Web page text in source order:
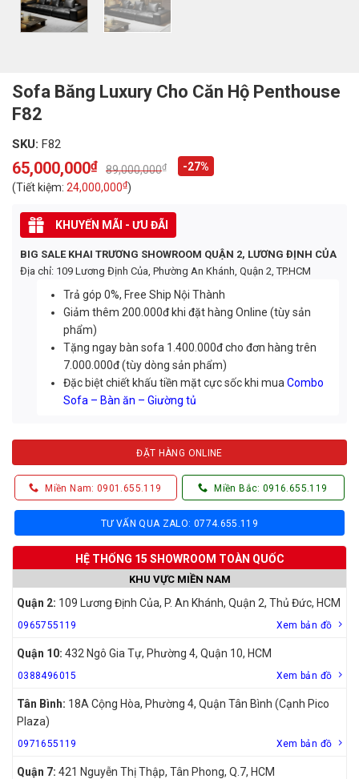
Sofa Băng Luxury Cho Căn Hộ Penthouse
F82
SKU: F82
89,000,000₫
Original
price
was:
89,000,000₫.
65,000,000₫
Current
price
is:
65,000,000₫.
-27%
(Tiết kiệm: 24,000,000₫)
KHUYẾN MÃI - ƯU ĐÃI
BIG SALE KHAI TRƯƠNG SHOWROOM QUẬN 2, LƯƠNG ĐỊNH CỦA
Địa chỉ: 109 Lương Định Của, Phường An Khánh, Quận 2, TP.HCM
Trả góp 0%, Free Ship Nội Thành
Giảm thêm 200.000đ khi đặt hàng Online (tùy sản
phẩm)
Tặng ngay bàn sofa 1.400.000đ cho đơn hàng trên
7.000.000đ (tùy dòng sản phẩm)
Đặc biệt chiết khấu tiền mặt cực sốc khi muaCombo
Sofa – Bàn ăn – Giường tủ
ĐẶT HÀNG ONLINE
Miền Nam: 0901.655.119 Miền Bắc: 0916.655.119
TƯ VẤN QUA ZALO: 0774.655.119
HỆ THỐNG 15 SHOWROOM TOÀN QUỐC
KHU VỰC MIỀN NAM
Quận 2: 109 Lương Định Của, P. An Khánh, Quận 2, Thủ Đức, HCM
0965755119 Xem bản đồ
Quận 10: 432 Ngô Gia Tự, Phường 4, Quận 10, HCM
0388496015 Xem bản đồ
Tân Bình: 18A Cộng Hòa, Phường 4, Quận Tân Bình (Cạnh Pico
Plaza)
0971655119 Xem bản đồ
Quận 7: 421 Nguyễn Thị Thập, Tân Phong, Q.7, HCM